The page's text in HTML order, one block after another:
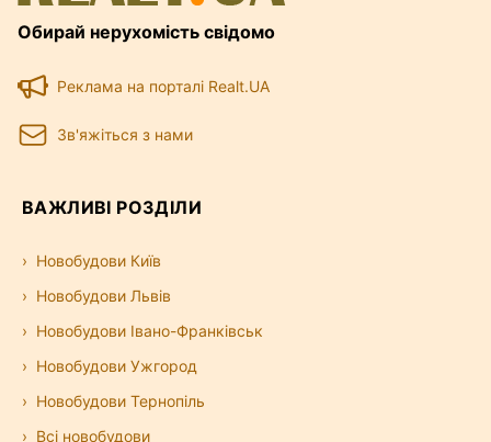
Обирай нерухомість свідомо
Реклама на порталі Realt.UA
Зв'яжіться з нами
ВАЖЛИВІ РОЗДІЛИ
Новобудови Київ
Новобудови Львів
Новобудови Івано-Франківськ
Новобудови Ужгород
Новобудови Тернопіль
Всі новобудови